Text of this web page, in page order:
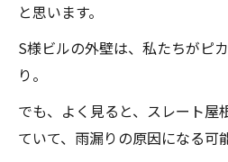
と思います。
S様ビルの外壁は、私たちがピ
り。
でも、よく見ると、スレート屋
ていて、雨漏りの原因になる可